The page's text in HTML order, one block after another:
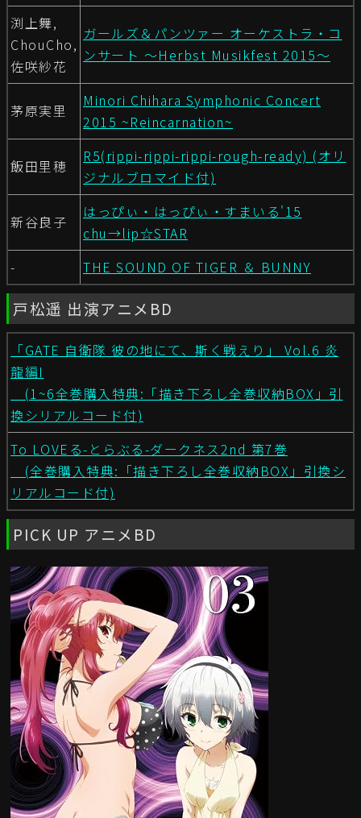
渕上舞,
ChouCho,
佐咲紗花
ガールズ＆パンツァー オーケストラ・コ
ンサート 〜Herbst Musikfest 2015〜
茅原実里
Minori Chihara Symphonic Concert
2015 ~Reincarnation~
飯田里穂
R5(rippi-rippi-rippi-rough-ready) (オリ
ジナルブロマイド付)
新谷良子
はっぴぃ・はっぴぃ・すまいる'15
chu→lip☆STAR
-
THE SOUND OF TIGER ＆ BUNNY
戸松遥 出演アニメBD
「GATE 自衛隊 彼の地にて、斯く戦えり」 Vol.6 炎
龍編I
(1~6全巻購入特典:「描き下ろし全巻収納BOX」引
換シリアルコード付)
To LOVEる-とらぶる-ダークネス2nd 第7巻
(全巻購入特典:「描き下ろし全巻収納BOX」引換シ
リアルコード付)
PICK UP アニメBD